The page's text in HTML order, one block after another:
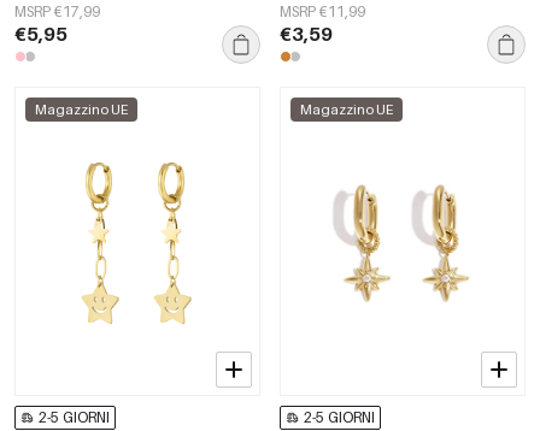
MSRP €17,99
€5,95
MSRP €11,99
€3,59
Magazzino UE
2-5 GIORNI
Magazzino UE
2-5 GIORNI